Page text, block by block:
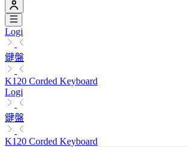
Logi
鍵盤
K120 Corded Keyboard
Logi
鍵盤
K120 Corded Keyboard